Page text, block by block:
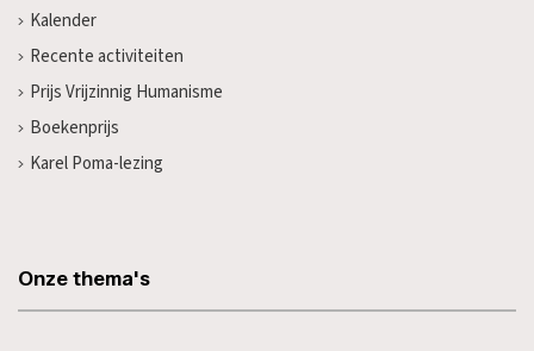
Kalender
Recente activiteiten
Prijs Vrijzinnig Humanisme
Boekenprijs
Karel Poma-lezing
Onze thema's